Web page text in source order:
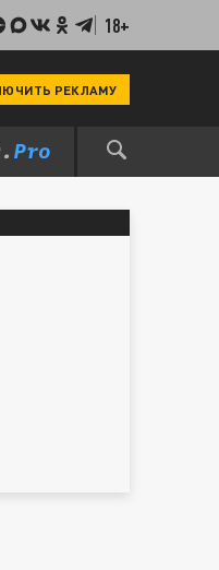
18+
РЕКЛАМУ